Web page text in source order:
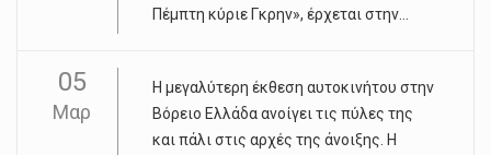
Πέμπτη κύριε Γκρην», έρχεται στην...
05
Μαρ
Η μεγαλύτερη έκθεση αυτοκινήτου στην
Βόρειο Ελλάδα ανοίγει τις πύλες της
και πάλι στις αρχές της άνοιξης. Η